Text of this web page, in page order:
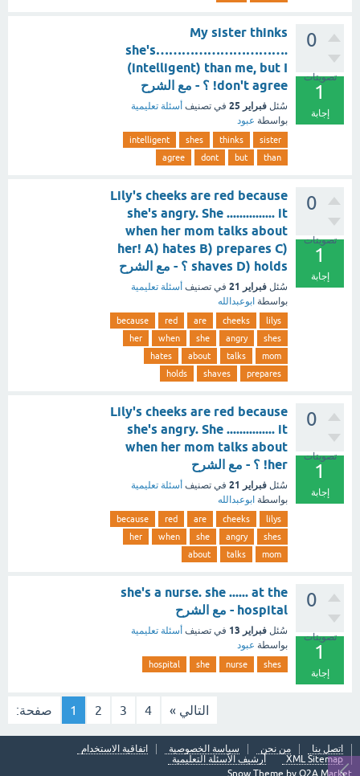
0
تصويتات
1
إجابة
My sister thinks
she's………………………….
(intelligent) than me, but I
don't agree! ؟ - مع الشرح
سُئل فبراير 25 في تصنيف أسئلة تعليمية
بواسطة عبود
sister
thinks
shes
intelligent
than
but
dont
agree
0
تصويتات
1
إجابة
Lily's cheeks are red because
she's angry. She ............... it
when her mom talks about
her! A) hates B) prepares C)
shaves D) holds ؟ - مع الشرح
سُئل فبراير 21 في تصنيف أسئلة تعليمية
بواسطة ابوعبدالله
lilys
cheeks
are
red
because
shes
angry
she
when
her
mom
talks
about
hates
prepares
shaves
holds
0
تصويتات
1
إجابة
Lily's cheeks are red because
she's angry. She ............... it
when her mom talks about
her! ؟ - مع الشرح
سُئل فبراير 21 في تصنيف أسئلة تعليمية
بواسطة ابوعبدالله
lilys
cheeks
are
red
because
shes
angry
she
when
her
mom
talks
about
0
تصويتات
1
إجابة
she's a nurse. she ...... at the
hospital - مع الشرح
سُئل فبراير 13 في تصنيف أسئلة تعليمية
بواسطة عبود
shes
nurse
she
hospital
صفحة: 1 2 3 4 التالي »
اتصل بنا من نحن سياسة الخصوصية
اتفاقية الاستخدام
XML Sitemap
أرشيف الأسئلة التعليمية
Snow Theme by Q2A Market